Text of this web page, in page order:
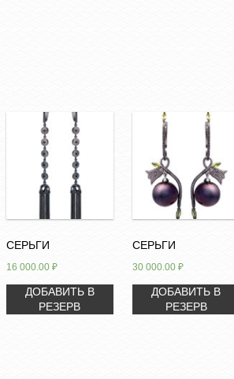
СЕРЬГИ
16 000.00 ₽
ДОБАВИТЬ В
РЕЗЕРВ
СЕРЬГИ
30 000.00 ₽
ДОБАВИТЬ В
РЕЗЕРВ